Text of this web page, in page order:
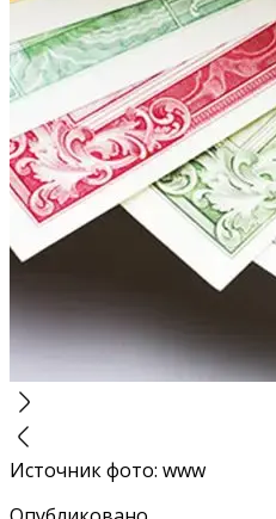
Источник фото: www